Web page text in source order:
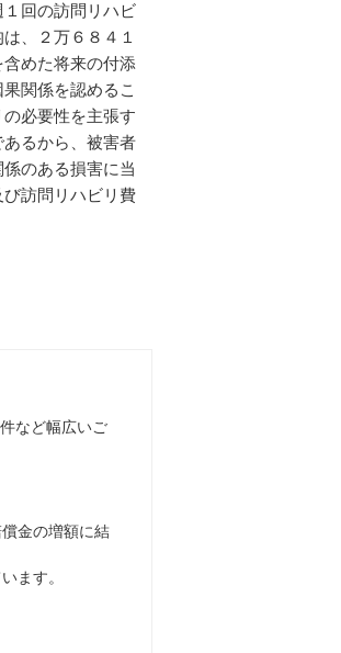
回の訪問リハビ
、２万６８４１
めた将来の付添
関係を認めるこ
必要性を主張す
るから、被害者
のある損害に当
訪問リハビリ費
など幅広いご
金の増額に結
ます。